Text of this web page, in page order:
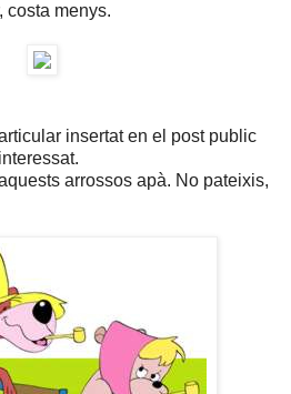
costa menys.
insertat en el post public
arrossos apà. No pateixis,